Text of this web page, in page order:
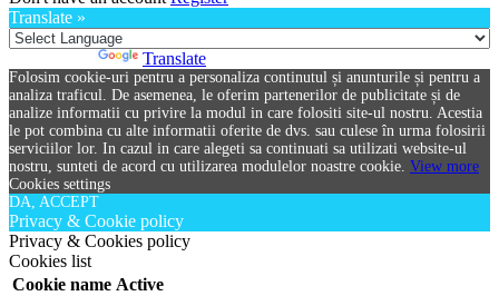
Translate »
Translate
Folosim cookie-uri pentru a personaliza continutul și anunturile și pentru a
analiza traficul. De asemenea, le oferim partenerilor de publicitate și de
analize informatii cu privire la modul in care folositi site-ul nostru. Acestia
le pot combina cu alte informatii oferite de dvs. sau culese în urma folosirii
serviciilor lor. In cazul in care alegeti sa continuati sa utilizati website-ul
nostru, sunteti de acord cu utilizarea modulelor noastre cookie. View more
Cookies settings
DA, ACCEPT
Privacy & Cookie policy
Privacy & Cookies policy
Cookies list
Cookie name Active